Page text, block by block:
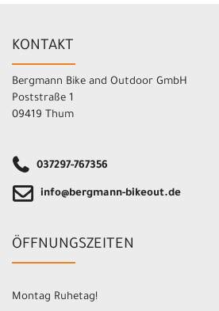
KONTAKT
Bergmann Bike and Outdoor GmbH
Poststraße 1
09419 Thum
037297-767356
info@bergmann-bikeout.de
ÖFFNUNGSZEITEN
Montag Ruhetag!